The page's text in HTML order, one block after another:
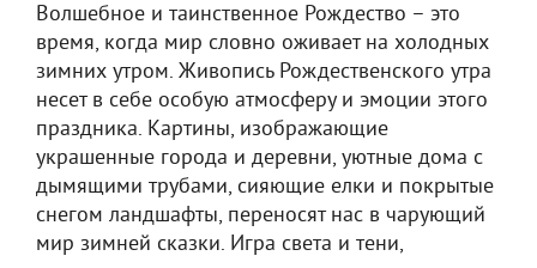
Волшебное и таинственное Рождество – это
время, когда мир словно оживает на холодных
зимних утром. Живопись Рождественского утра
несет в себе особую атмосферу и эмоции этого
праздника. Картины, изображающие
украшенные города и деревни, уютные дома с
дымящими трубами, сияющие елки и покрытые
снегом ландшафты, переносят нас в чарующий
мир зимней сказки. Игра света и тени,